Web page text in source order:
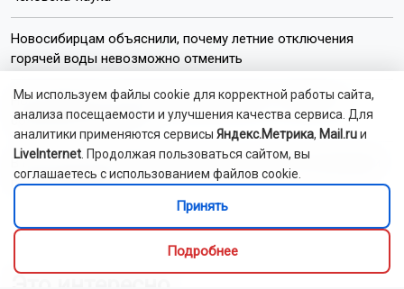
Новосибирцам объяснили, почему летние отключения
горячей воды невозможно отменить
Новосибирских дачников предупредили о штрафе за
содержание кур и коз
В небе над Новосибирской областью пролетит метеорный
поток Персеиды
Читать все новости
Мы используем файлы cookie для корректной работы сайта,
анализа посещаемости и улучшения качества сервиса. Для
аналитики применяются сервисы Яндекс.Метрика, Mail.ruи
LiveInternet . Продолжая пользоваться сайтом, вы
соглашаетесь с использованием файлов cookie.
Принять
Подробнее